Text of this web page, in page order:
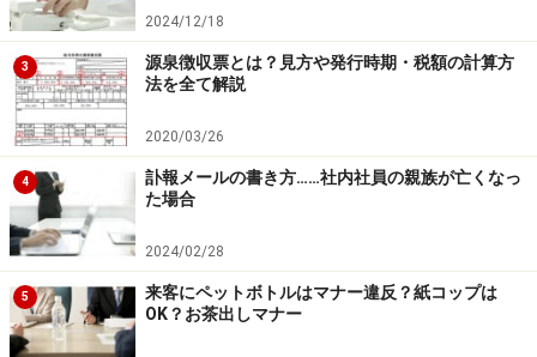
2024/12/18
3
源泉徴収票とは？見方や発行時期・税額の計算方
法を全て解説
2020/03/26
4
訃報メールの書き方……社内社員の親族が亡くなっ
た場合
2024/02/28
5
来客にペットボトルはマナー違反？紙コップは
OK？お茶出しマナー